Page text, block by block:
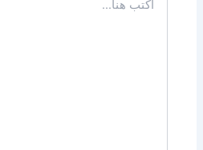
هنا...